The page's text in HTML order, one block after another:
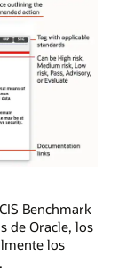
Benchmark
de Oracle, los
los